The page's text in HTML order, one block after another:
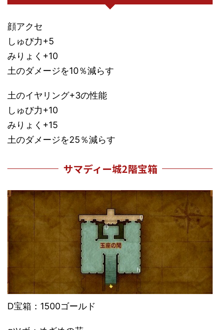
顔アクセ
しゅび力+5
みりょく+10
土のダメージを10％減らす
土のイヤリング+3の性能
しゅび力+10
みりょく+15
土のダメージを25％減らす
サマディー城2階宝箱
D宝箱：1500ゴールド